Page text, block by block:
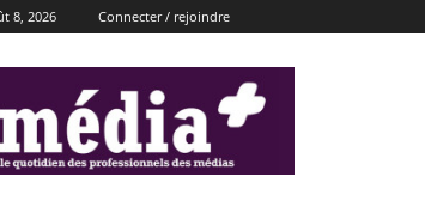
8, 2026 Connecter / rejoindre